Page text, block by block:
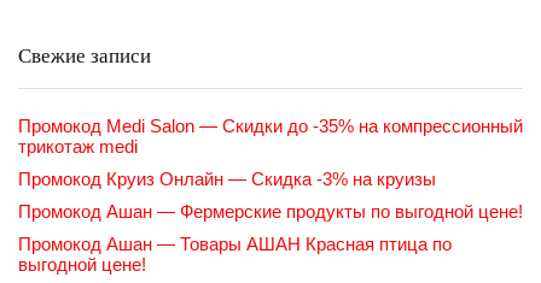
Свежие записи
Промокод Medi Salon — Скидки до -35% на компрессионный
трикотаж medi
Промокод Круиз Онлайн — Скидка -3% на круизы
Промокод Ашан — Фермерские продукты по выгодной цене!
Промокод Ашан — Товары АШАН Красная птица по
выгодной цене!